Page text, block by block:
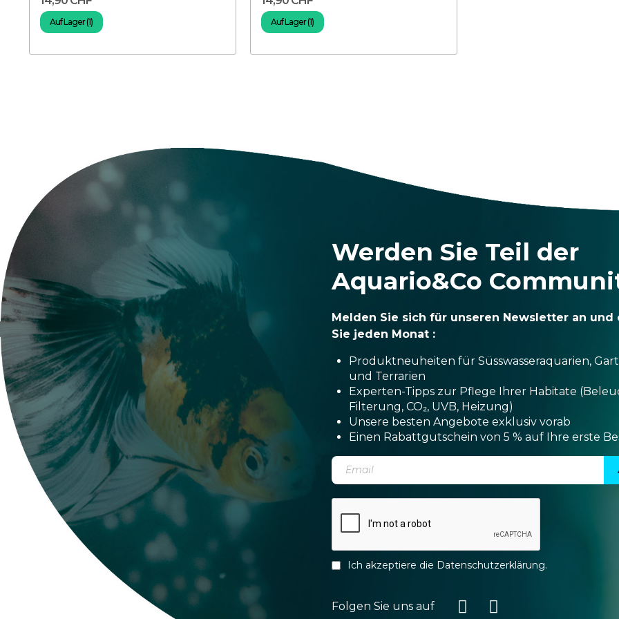
Auf Lager (1) Auf Lager (1)
Werden Sie Teil der
Aquario&Co
Melden Sie sich für unseren Newsletter an und
Sie jeden Monat :
Produktneuheiten für Süsswasseraquarien,
und Terrarien
Experten-Tipps zur Pflege Ihrer Habitate
Filterung, CO₂, UVB, Heizung)
Unsere besten Angebote exklusiv vorab
Einen Rabattgutschein von 5 % auf Ihre erste
Ich akzeptiere die Datenschutzerklärung.
Folgen Sie uns auf